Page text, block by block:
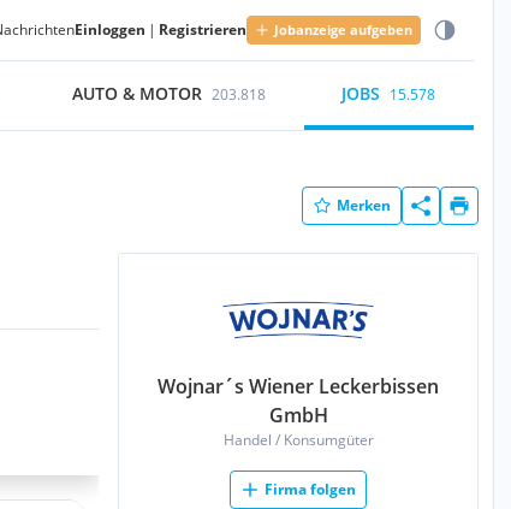
Einloggen | Registrieren Jobanzeige aufgeben
AUTO & MOTOR 203.818 JOBS 15.578
Merken
Wojnar´s Wiener Leckerbissen
GmbH
Handel / Konsumgüter
Firma folgen